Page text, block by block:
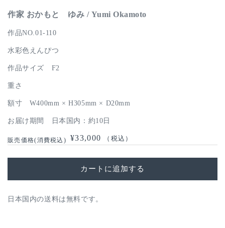
作家 おかもと ゆみ / Yumi Okamoto
作品NO.01-110
水彩色えんぴつ
作品サイズ F2
重さ
額寸 W400mm × H305mm × D20mm
お届け期間 日本国内：約10日
通
¥33,000 （税込）
カートに追加する
日本国内の送料は無料です。